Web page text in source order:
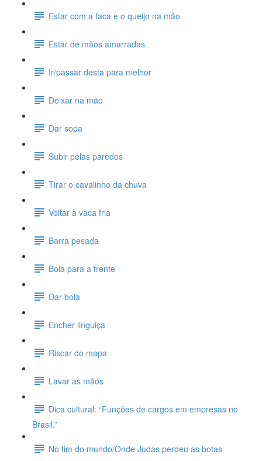
Estar com a faca e o queijo na mão
Estar de mãos amarradas
Ir/passar desta para melhor
Deixar na mão
Dar sopa
Subir pelas paredes
Tirar o cavalinho da chuva
Voltar à vaca fria
Barra pesada
Bola para a frente
Dar bola
Encher linguiça
Riscar do mapa
Lavar as mãos
Dica cultural: “Funções de cargos em empresas no
Brasil.”
No fim do mundo/Onde Judas perdeu as botas